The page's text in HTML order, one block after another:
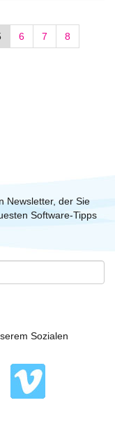
6 7 8
Newsletter, der Sie
Software-Tipps
Sozialen